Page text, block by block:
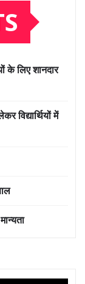
के लिए शानदार
विद्यार्थियों में